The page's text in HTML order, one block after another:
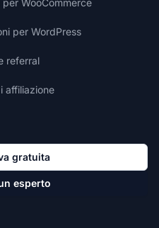
WooCommerce
per WordPress
referral
affiliazione
gratuita
esperto